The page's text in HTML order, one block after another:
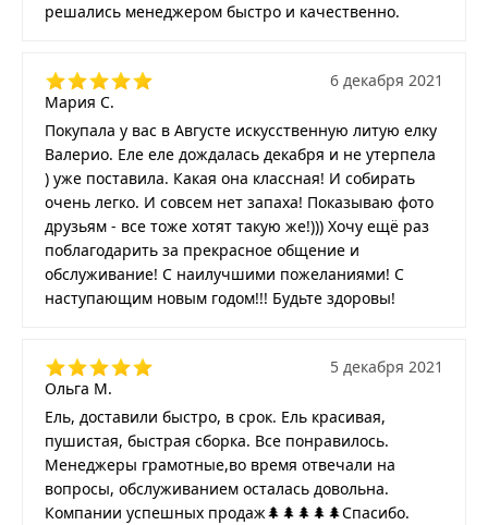
решались менеджером быстро и качественно.
Мария С.
6 декабря 2021
Покупала у вас в Августе искусственную литую елку
Валерио. Еле еле дождалась декабря и не утерпела
) уже поставила. Какая она классная! И собирать
очень легко. И совсем нет запаха! Показываю фото
друзьям - все тоже хотят такую же!))) Хочу ещё раз
поблагодарить за прекрасное общение и
обслуживание! С наилучшими пожеланиями! С
наступающим новым годом!!! Будьте здоровы!
Ольга М.
5 декабря 2021
Ель, доставили быстро, в срок. Ель красивая,
пушистая, быстрая сборка. Все понравилось.
Менеджеры грамотные,во время отвечали на
вопросы, обслуживанием осталась довольна.
Компании успешных продаж🌲🌲🌲🌲🌲Спасибо.